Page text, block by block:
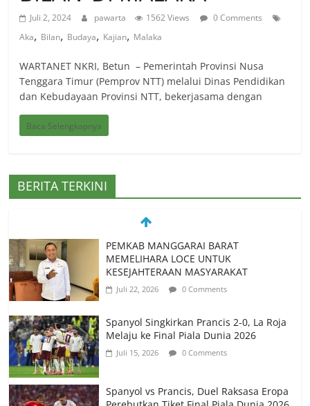
Juli 2, 2024 pawarta 1562 Views
0 Comments
Aka, Bilan, Budaya, Kajian, Malaka
WARTANET NKRI, Betun – Pemerintah Provinsi Nusa
Tenggara Timur (Pemprov NTT) melalui Dinas Pendidikan
dan Kebudayaan Provinsi NTT, bekerjasama dengan
Baca Selengkapnya
BERITA TERKINI
PEMKAB MANGGARAI BARAT
MEMELIHARA LOCE UNTUK
KESEJAHTERAAN MASYARAKAT
Juli 22, 2026 0 Comments
Spanyol Singkirkan Prancis 2-0, La Roja
Melaju ke Final Piala Dunia 2026
Juli 15, 2026 0 Comments
Spanyol vs Prancis, Duel Raksasa Eropa